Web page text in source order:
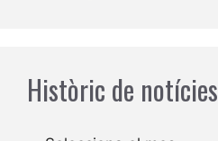
Històric de notícies
Arxius